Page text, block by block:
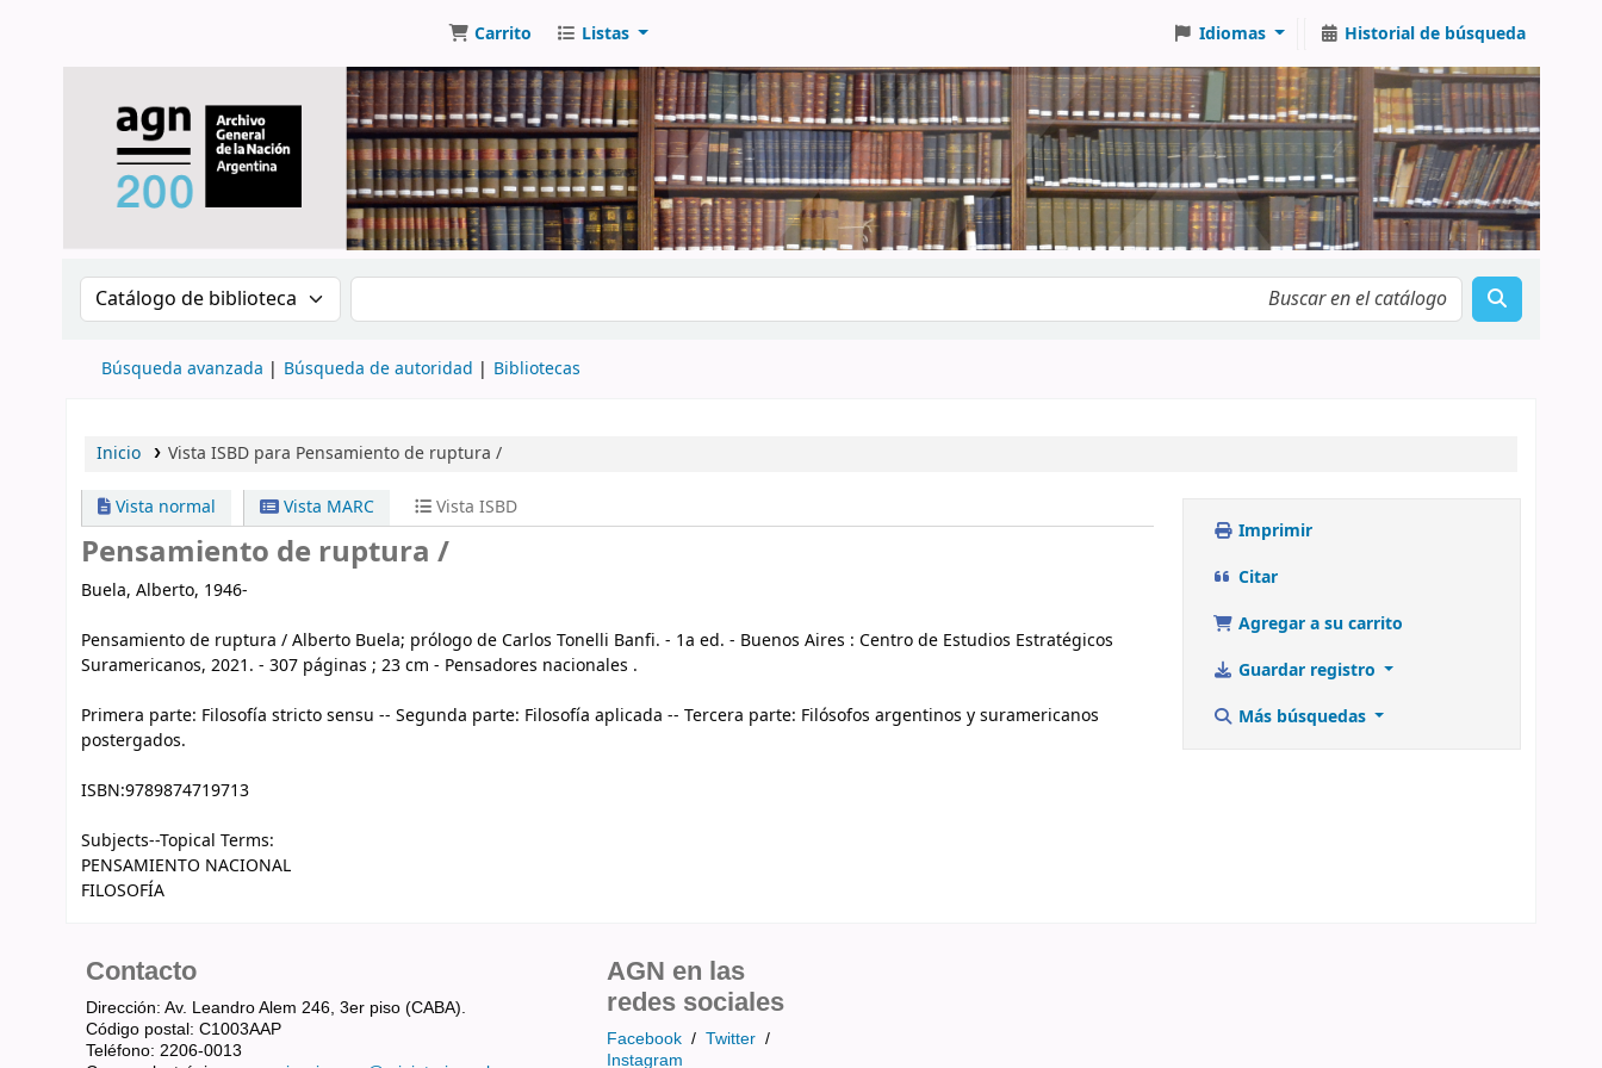
Carrito Listas Idiomas Historial de búsqueda
Buscar en el catálogo por: Buscar en el catálogo
Búsqueda avanzada Búsqueda de autoridad Bibliotecas
Inicio Vista ISBD para Pensamiento de ruptura /
Vista normal Vista MARC Vista ISBD
Pensamiento de ruptura /
Buela, Alberto, 1946-
Pensamiento de ruptura / Alberto Buela; prólogo de Carlos Tonelli Banfi. - 1a ed. - Buenos Aires : Centro de Estudios Estratégicos
Suramericanos, 2021. - 307 páginas ; 23 cm - Pensadores nacionales .
Primera parte: Filosofía stricto sensu -- Segunda parte: Filosofía aplicada -- Tercera parte: Filósofos argentinos y suramericanos
postergados.
ISBN:9789874719713
Subjects--Topical Terms:
PENSAMIENTO NACIONAL
FILOSOFÍA
Imprimir
Citar
Agregar a su carrito
Guardar registro
Más búsquedas
Contacto
Dirección: Av. Leandro Alem 246, 3er piso (CABA).
Código postal: C1003AAP
Teléfono: 2206-0013
AGN en las
redes sociales
Facebook / Twitter /
Instagram